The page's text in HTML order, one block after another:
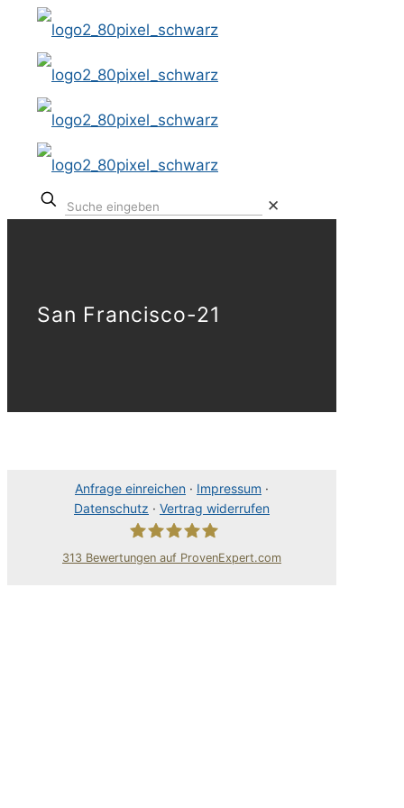
✕
San Francisco-21
Anfrage einreichen · Impressum ·
Datenschutz · Vertrag widerrufen
313 Bewertungen auf ProvenExpert.com